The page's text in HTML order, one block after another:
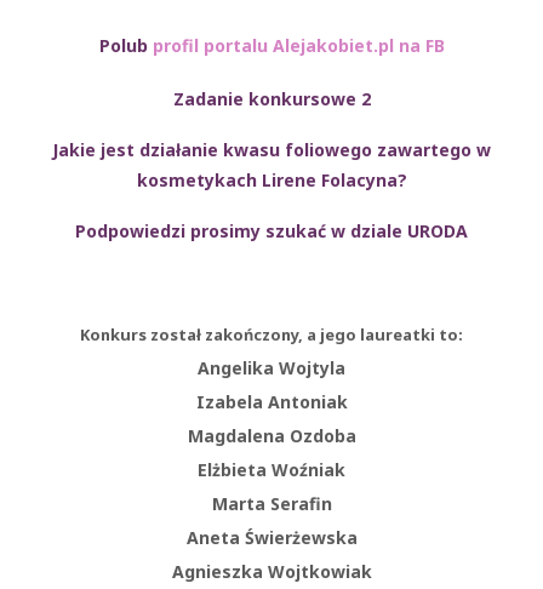
Polub profil portalu Alejakobiet.pl na FB
Zadanie konkursowe 2
Jakie jest działanie kwasu foliowego zawartego w
kosmetykach Lirene Folacyna?
Podpowiedzi prosimy szukać w dziale URODA
Konkurs został zakończony, a jego laureatki to:
Angelika Wojtyla
Izabela Antoniak
Magdalena Ozdoba
Elżbieta Woźniak
Marta Serafin
Aneta Świerżewska
Agnieszka Wojtkowiak